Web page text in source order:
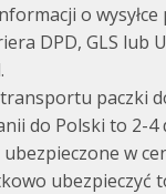
o wysyłce
DPD, GLS lub
transportu paczki
do Polski to 2-4
ubezpieczone w
ubezpieczyć